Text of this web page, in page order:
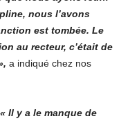
nous l’avons
est tombée. Le
au recteur, c’était de
a indiqué chez nos
« Il y a le manque de